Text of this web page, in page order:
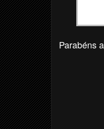
Parabéns